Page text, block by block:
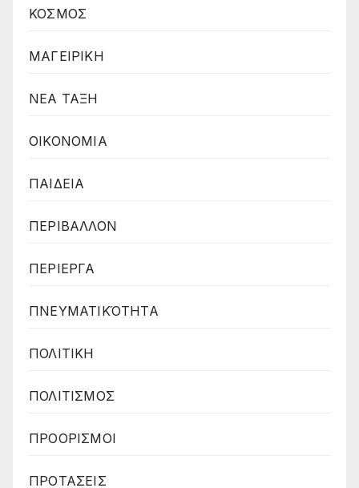
ΚΟΣΜΟΣ
ΜΑΓΕΙΡΙΚΗ
ΝΕΑ ΤΑΞΗ
ΟΙΚΟΝΟΜΙΑ
ΠΑΙΔΕΙΑ
ΠΕΡΙΒΑΛΛΟΝ
ΠΕΡΙΕΡΓΑ
ΠΝΕΥΜΑΤΙΚΌΤΗΤΑ
ΠΟΛΙΤΙΚΗ
ΠΟΛΙΤΙΣΜΟΣ
ΠΡΟΟΡΙΣΜΟΙ
ΠΡΟΤΑΣΕΙΣ